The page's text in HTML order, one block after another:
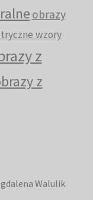
obrazy
wzory
z
z
Walulik